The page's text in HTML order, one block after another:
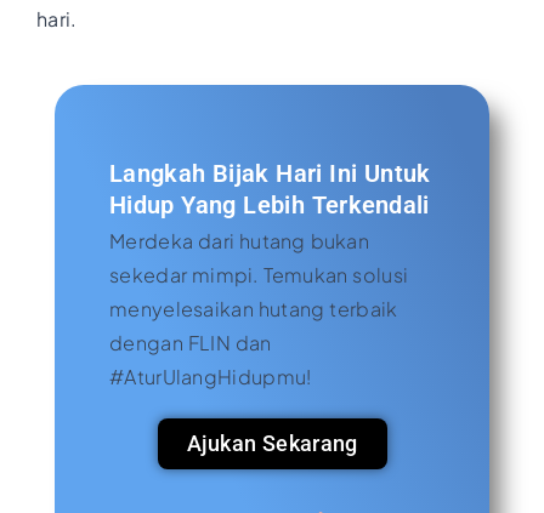
hari.
Langkah Bijak Hari Ini Untuk
Hidup Yang Lebih Terkendali
Merdeka dari hutang bukan
sekedar mimpi. Temukan solusi
menyelesaikan hutang terbaik
dengan FLIN dan
#AturUlangHidupmu!
Ajukan Sekarang